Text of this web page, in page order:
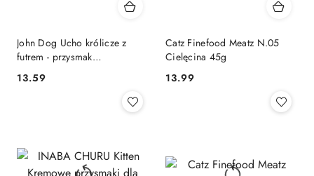
John Dog Ucho królicze z
futrem - przysmak
szt
Cena:
13.59
Catz Finefood Meatz N.05
Cielęcina 45g
Cena:
13.99